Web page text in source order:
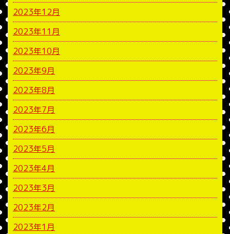
2023年12月
2023年11月
2023年10月
2023年9月
2023年8月
2023年7月
2023年6月
2023年5月
2023年4月
2023年3月
2023年2月
2023年1月